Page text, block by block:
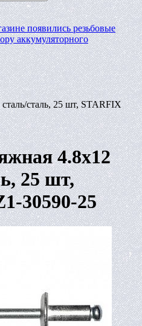
появились резьбовые
аккумуляторного
сталь, 25 шт, STARFIX
4.8х12
25 шт,
30590-25